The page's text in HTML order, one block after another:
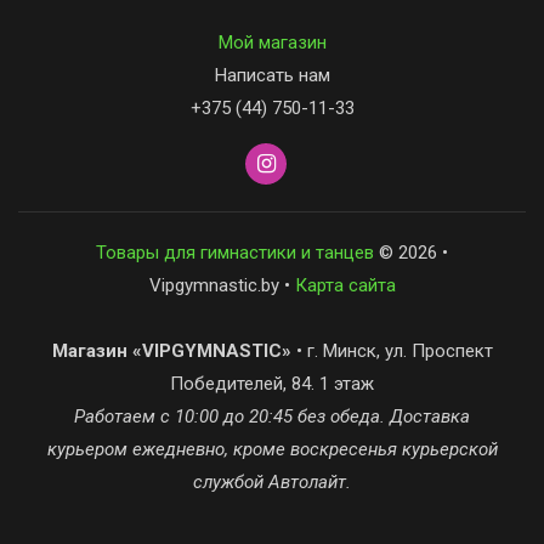
Мой магазин
Написать нам
+375 (44) 750-11-33
Товары для гимнастики и танцев © 2026 •
Vipgymnastic.by • Карта сайта
Магазин «VIPGYMNASTIC» • г. Минск, ул. Проспект
Победителей, 84. 1 этаж
Работаем с 10:00 до 20:45 без обеда. Доставка
курьером ежедневно, кроме воскресенья курьерской
службой Автолайт.